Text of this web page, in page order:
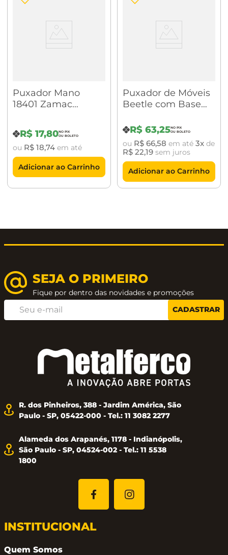
sofisticação e elegância para seus móveis.
DIMENSÕES
Puxador Mano
18401 Zamac
R$ 17,80
ou R$ 18,74em até
Adicionar ao Carrinho
Puxador de Móveis
Beetle com Base
Design
R$ 63,25
ou R$ 66,58 em até 3 de
R$ 22,19sem juros
Adicionar ao Carrinho
SEJA O PRIMEIRO
Fique por dentro das novidades e promoções
CADASTRAR
R. dos Pinheiros, 388 - Jardim América, São
Paulo - SP, 05422-000 - Tel.: 11 3082 2277
Alameda dos Arapanés, 1178 - Indianópolis,
São Paulo - SP, 04524-002 - Tel.: 11 5538
1800
INSTITUCIONAL
Quem Somos